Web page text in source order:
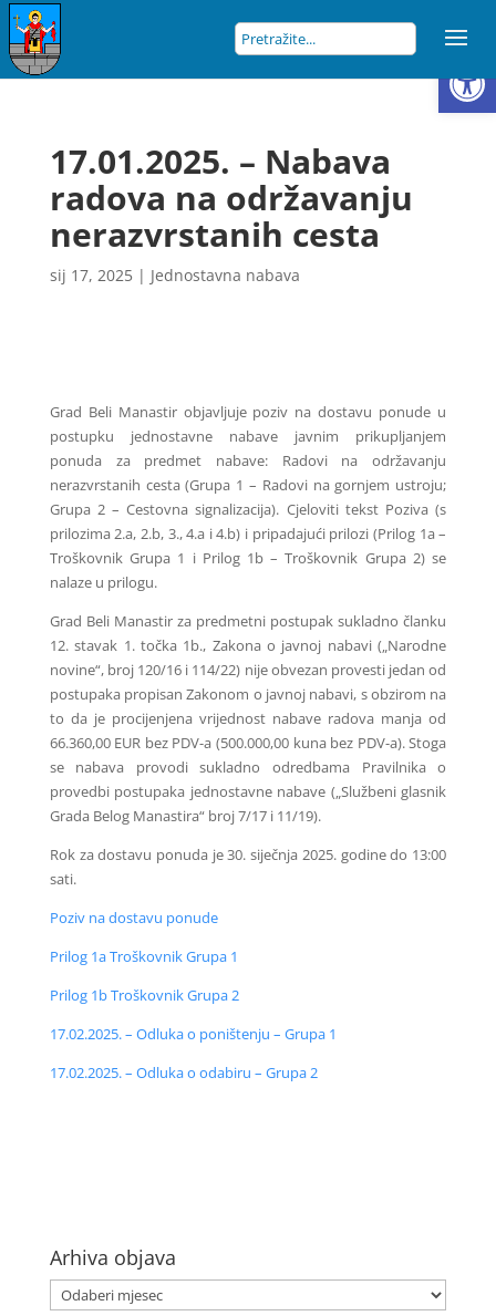
17.01.2025. – Nabava
radova na održavanju
nerazvrstanih cesta
sij 17, 2025| Jednostavna nabava
Grad Beli Manastir objavljuje poziv na dostavu ponude u
postupku jednostavne nabave javnim prikupljanjem
ponuda za predmet nabave: Radovi na održavanju
nerazvrstanih cesta (Grupa 1 – Radovi na gornjem ustroju;
Grupa 2 – Cestovna signalizacija). Cjeloviti tekst Poziva (s
prilozima 2.a, 2.b, 3., 4.a i 4.b) i pripadajući prilozi (Prilog 1a –
Troškovnik Grupa 1 i Prilog 1b – Troškovnik Grupa 2) se
nalaze u prilogu.
Grad Beli Manastir za predmetni postupak sukladno članku
12. stavak 1. točka 1b., Zakona o javnoj nabavi („Narodne
novine“, broj 120/16 i 114/22) nije obvezan provesti jedan od
postupaka propisan Zakonom o javnoj nabavi, s obzirom na
to da je procijenjena vrijednost nabave radova manja od
66.360,00 EUR bez PDV-a (500.000,00 kuna bez PDV-a). Stoga
se nabava provodi sukladno odredbama Pravilnika o
provedbi postupaka jednostavne nabave („Službeni glasnik
Grada Belog Manastira“ broj 7/17 i 11/19).
Rok za dostavu ponuda je 30. siječnja 2025. godine do 13:00
sati.
Poziv na dostavu ponude
Prilog 1a Troškovnik Grupa 1
Prilog 1b Troškovnik Grupa 2
17.02.2025. – Odluka o poništenju – Grupa 1
17.02.2025. – Odluka o odabiru – Grupa 2
Arhiva objava